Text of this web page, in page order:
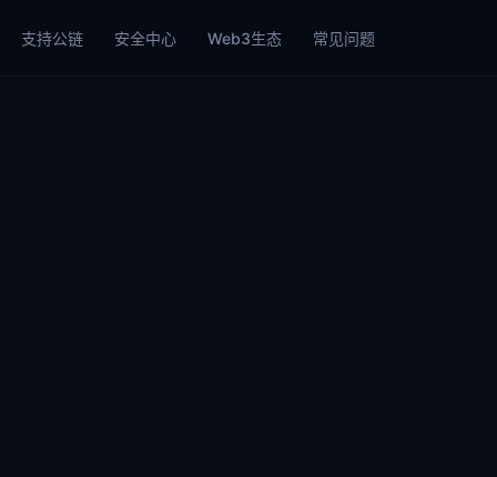
支持公链 安全中心 Web3生态 常见问题